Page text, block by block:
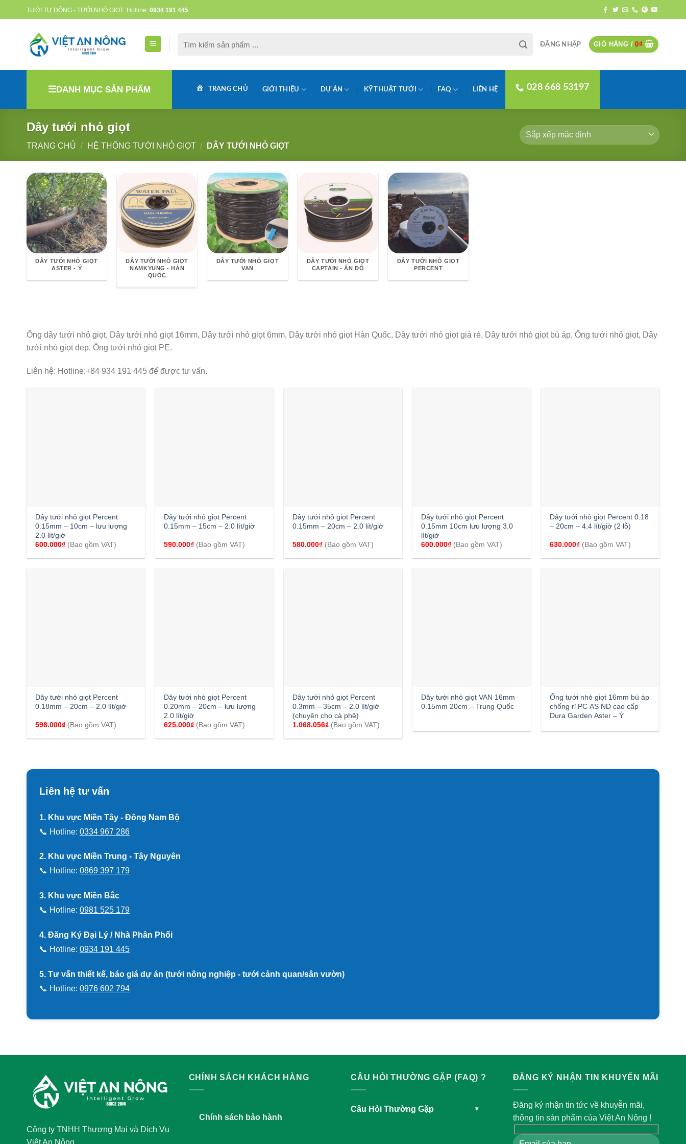
to
TƯỚI TỰ ĐỘNG - TƯỚI NHỎ GIỌT Hotline: 0934 191 445
kiếm:
ĐĂNG NHẬP GIỎ HÀNG /0₫
DANH MỤC SẢN PHẨM TRANG CHỦ GIỚI THIỆU DỰ ÁN KỸ THUẬT TƯỚI FAQ LIÊN HỆ 028 668 53197
Dây tưới nhỏ giọt
TRANG CHỦ / HỆ THỐNG TƯỚI NHỎ GIỌT / DÂY TƯỚI NHỎ GIỌT
DÂY TƯỚI NHỎ GIỌT
ASTER - Ý
DÂY TƯỚI NHỎ GIỌT
NAMKYUNG - HÀN
QUỐC
DÂY TƯỚI NHỎ GIỌT
VAN
DÂY TƯỚI NHỎ GIỌT
CAPTAIN - ẤN ĐỘ
DÂY TƯỚI NHỎ GIỌT
PERCENT
Ống dây tưới nhỏ giọt, Dây tưới nhỏ giọt 16mm, Dây tưới nhỏ giọt 6mm, Dây tưới nhỏ giọt Hàn Quốc, Dây tưới nhỏ giọt giá rẻ, Dây tưới nhỏ giọt bù áp, Ống tưới nhỏ giọt, Dây
tưới nhỏ giọt dẹp, Ống tưới nhỏ giọt PE.
Liên hệ: Hotline:+84 934 191 445 để được tư vấn.
Dây tưới nhỏ giọt Percent
0.15mm – 10cm – lưu lượng
2.0 lít/giờ
600.000₫ (Bao gồm VAT)
Dây tưới nhỏ giọt Percent
0.15mm – 15cm – 2.0 lít/giờ
590.000₫ (Bao gồm VAT)
Dây tưới nhỏ giọt Percent
0.15mm – 20cm – 2.0 lít/giờ
580.000₫ (Bao gồm VAT)
Dây tưới nhỏ giọt Percent
0.15mm 10cm lưu lượng 3.0
lít/giờ
600.000₫ (Bao gồm VAT)
Dây tưới nhỏ giọt Percent 0.18
– 20cm – 4.4 lít/giờ (2 lỗ)
630.000₫ (Bao gồm VAT)
Dây tưới nhỏ giọt Percent
0.18mm – 20cm – 2.0 lít/giờ
598.000₫ (Bao gồm VAT)
Dây tưới nhỏ giọt Percent
0.20mm – 20cm – lưu lượng
2.0 lít/giờ
625.000₫ (Bao gồm VAT)
Dây tưới nhỏ giọt Percent
0.3mm – 35cm – 2.0 lít/giờ
(chuyên cho cà phê)
1.068.056₫ (Bao gồm VAT)
Dây tưới nhỏ giọt VAN 16mm
0.15mm 20cm – Trung Quốc
Ống tưới nhỏ giọt 16mm bù áp
chống rỉ PC AS ND cao cấp
Dura Garden Aster – Ý
Liên hệ tư vấn
1. Khu vực Miền Tây - Đông Nam Bộ
📞 Hotline: 0334 967 286
2. Khu vực Miền Trung - Tây Nguyên
📞 Hotline: 0869 397 179
3. Khu vực Miền Bắc
📞 Hotline: 0981 525 179
4. Đăng Ký Đại Lý / Nhà Phân Phối
📞 Hotline: 0934 191 445
5. Tư vấn thiết kế, báo giá dự án (tưới nông nghiệp - tưới cảnh quan/sân vườn)
📞 Hotline: 0976 602 794
Công ty TNHH Thương Mại và Dịch Vụ
Việt An Nông
CHÍNH SÁCH KHÁCH HÀNG
Chính sách bảo hành
CÂU HỎI THƯỜNG GẶP (FAQ) ?
Câu Hỏi Thường Gặp ▾
ĐĂNG KÝ NHẬN TIN KHUYẾN MÃI
Đăng ký nhận tin tức về khuyễn mãi,
thông tin sản phẩm của Việt An Nông !